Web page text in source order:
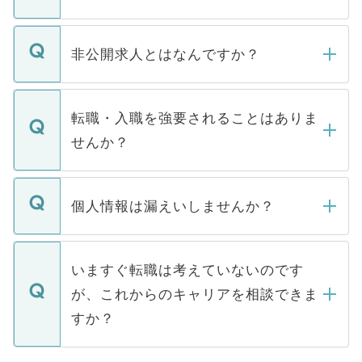
ご登録いただきましたら、弊社担当者がご
登録内容を確認し、その後メールもしくは
ます。通常、5営業日以内にはご連絡をせて
いただきますので、しばらくお待ちくださ
非公開求人とはなんですか？
マイナビDOCTORで取り扱っている求人の
うち約3割は、Webサイトからご覧いただ
けない「非公開求人」です。非公開求人は
下記の理由によって、一般には公開してい
ません。
■応募殺到を避けるため 人気のある医療機
関を公にしてしまうと、応募が殺到する場
に、医療機関が求める条件に合った人材の
みを人材紹介会社に依頼するケースが増え
ています。
転職・入職を強要されることはありま
せんか？
転職・入職を強要することは一切ありませ
ん。また、仮に応募先から内定をいただい
定を承諾する必要はありません。内定先へ
の辞退の連絡はキャリアパートナーが行い
個人情報は漏えいしませんか？
個人情報が漏えいすることはありませんの
で、ご安心ください。当サイトからの登録
などで収集したご登録者様の個人情報は、
ご本人のキャリアアップおよび転職活動の
支援を目的に使用いたします。お預かりし
ているすべての個人データはご本人の許可
いますぐ転職は考えていないのです
が、これからのキャリアを相談できま
すか？